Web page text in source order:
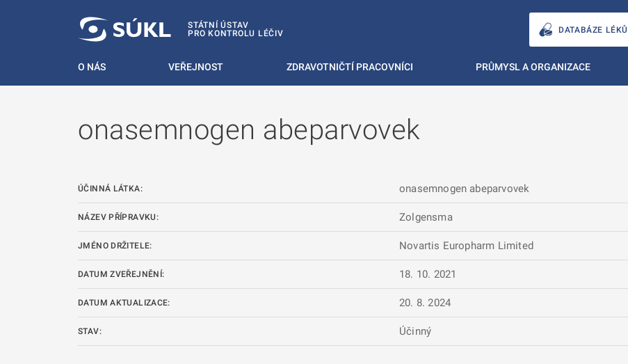
STÁTNÍ ÚSTAV
PRO KONTROLU LÉČIV
DATABÁZE LÉKŮ
O NÁS VEŘEJNOST ZDRAVOTNIČTÍ PRACOVNÍCI PRŮMYSL A ORGANIZACE
onasemnogen abeparvovek
ÚČINNÁ LÁTKA: onasemnogen abeparvovek
NÁZEV PŘÍPRAVKU: Zolgensma
JMÉNO DRŽITELE: Novartis Europharm Limited
DATUM ZVEŘEJNĚNÍ: 18. 10. 2021
DATUM AKTUALIZACE: 20. 8. 2024
STAV: Účinný